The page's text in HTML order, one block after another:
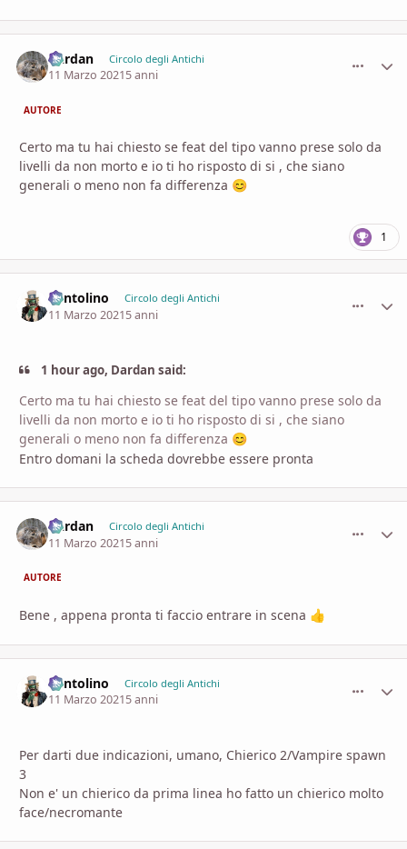
Dardan Circolo degli Antichi
11 Marzo 20215 anni
AUTORE
Certo ma tu hai chiesto se feat del tipo vanno prese solo da
livelli da non morto e io ti ho risposto di si , che siano
generali o meno non fa differenza 😊
1
Pentolino Circolo degli Antichi
11 Marzo 20215 anni
1 hour ago, Dardan said:
Certo ma tu hai chiesto se feat del tipo vanno prese solo da
livelli da non morto e io ti ho risposto di si , che siano
generali o meno non fa differenza 😊
Entro domani la scheda dovrebbe essere pronta
Dardan Circolo degli Antichi
11 Marzo 20215 anni
AUTORE
Bene , appena pronta ti faccio entrare in scena 👍
Pentolino Circolo degli Antichi
11 Marzo 20215 anni
Per darti due indicazioni, umano, Chierico 2/Vampire spawn
3
Non e' un chierico da prima linea ho fatto un chierico molto
face/necromante